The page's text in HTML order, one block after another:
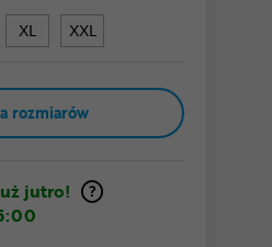
XL XXL
rozmiarów
jutro!